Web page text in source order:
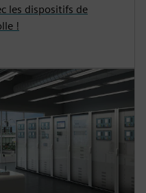
les dispositifs de
!